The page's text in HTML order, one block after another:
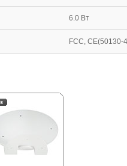
6.0 Вт
FCC, CE(50130-